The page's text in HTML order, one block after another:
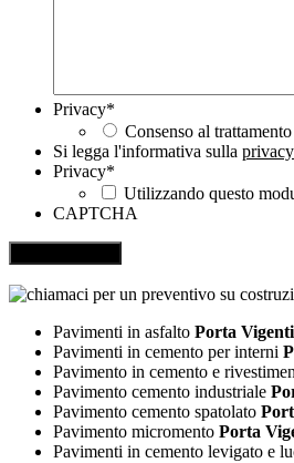
Privacy*
Consenso al
Si legga l'informativa sulla privacy
Privacy*
Utilizzando questo
CAPTCHA
Pavimenti in asfalto Porta
Pavimenti in cemento per interni
Pavimento in cemento e
Pavimento cemento industriale
Pavimento cemento spatolato
Pavimento micromento Porta
Pavimenti in cemento levigato e